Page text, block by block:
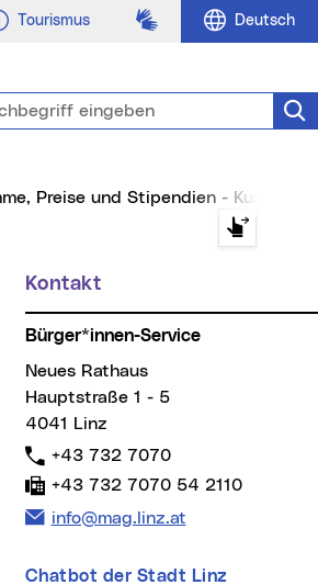
Tourismus Gebärdensprache
Deutsch
eingeben
Preise und Stipendien - Kunst &
Weitere Informationen
Kontakt
Bürger*innen-Service
Neues Rathaus
Hauptstraße 1 - 5
4041 Linz
Telefon:
+43 732 7070
Fax:
+43 732 7070 54 2110
E-Mail Adresse:
info@mag.linz.at
Chatbot der Stadt Linz